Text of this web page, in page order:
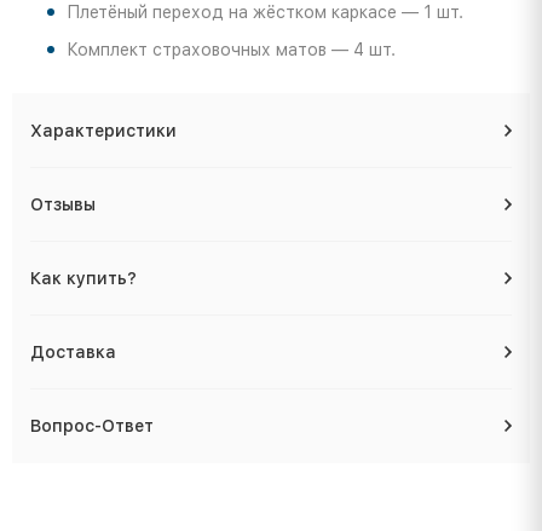
Плетёный переход на жёстком каркасе — 1 шт.
Комплект страховочных матов — 4 шт.
Характеристики
Отзывы
Как купить?
Доставка
Вопрос-Ответ